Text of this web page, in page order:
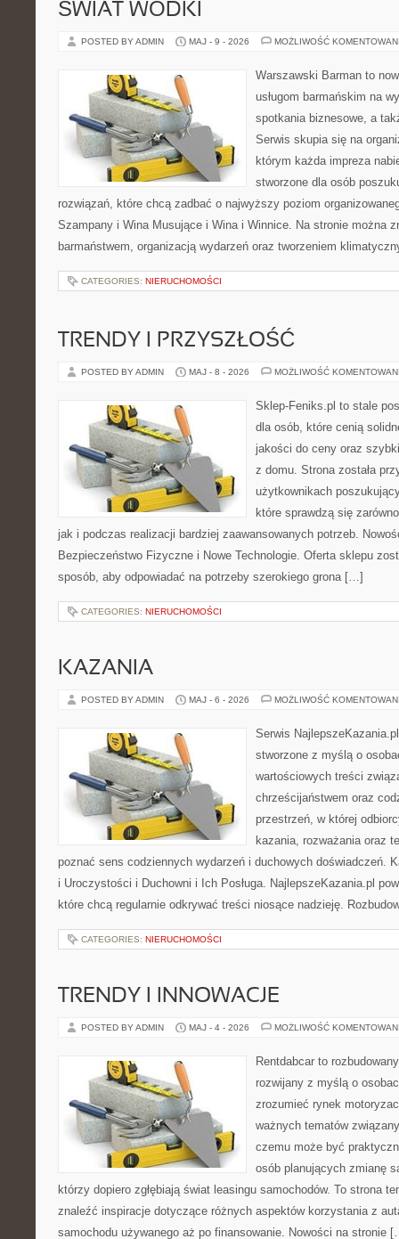
ŚWIAT WÓDKI
POSTED BY ADMIN MAJ - 9 - 2026 MOŻLIWOŚĆ
Warszawski Barman to
usługom barmańskim na
spotkania biznesowe, a
Serwis skupia się na
którym każda impreza
stworzone dla osób
rozwiązań, które chcą zadbać o najwyższy poziom
Szampany i Wina Musujące i Wina i Winnice. Na stronie można
barmaństwem, organizacją wydarzeń oraz tworzeniem
CATEGORIES: NIERUCHOMOŚCI
TRENDY I PRZYSZŁOŚĆ
POSTED BY ADMIN MAJ - 8 - 2026 MOŻLIWOŚĆ
Sklep-Feniks.pl to stale
dla osób, które cenią
jakości do ceny oraz
z domu. Strona została
użytkownikach
które sprawdzą się
jak i podczas realizacji bardziej zaawansowanych potrzeb.
Bezpieczeństwo Fizyczne i Nowe Technologie. Oferta sklepu
sposób, aby odpowiadać na potrzeby szerokiego grona […]
CATEGORIES: NIERUCHOMOŚCI
KAZANIA
POSTED BY ADMIN MAJ - 6 - 2026 MOŻLIWOŚĆ
Serwis
stworzone z myślą o
wartościowych treści
chrześcijaństwem oraz
przestrzeń, w której
kazania, rozważania oraz
poznać sens codziennych wydarzeń i duchowych doświadczeń.
i Uroczystości i Duchowni i Ich Posługa. NajlepszeKazania.pl
które chcą regularnie odkrywać treści niosące nadzieję.
CATEGORIES: NIERUCHOMOŚCI
TRENDY I INNOWACJE
POSTED BY ADMIN MAJ - 4 - 2026 MOŻLIWOŚĆ
Rentdabcar to
rozwijany z myślą o
zrozumieć rynek
ważnych tematów
czemu może być
osób planujących zmianę
którzy dopiero zgłębiają świat leasingu samochodów. To strona
znaleźć inspiracje dotyczące różnych aspektów korzystania z
samochodu używanego aż po finansowanie. Nowości na stronie